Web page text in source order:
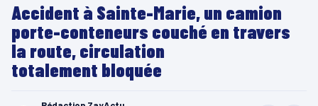
Accident à Sainte-Marie, un camion
porte-conteneurs couché en travers
la route, circulation
totalement bloquée